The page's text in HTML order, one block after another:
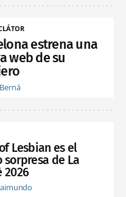
estrena una
web de su
Lesbian es el
sorpresa de La
2026